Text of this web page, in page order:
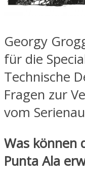
Georgy
für die
Technische
Fragen zur
vom
Was können
Punta Ala